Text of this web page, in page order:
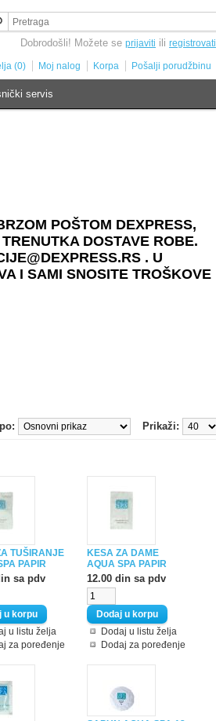
Dobrodošli! Možete se prijaviti ili registrovati
(0) Moj nalog Korpa Pošalji porudžbinu
servis
POŠTOM DEXPRESS,
DOSTAVE ROBE.
. U
I SAMI SNOSITE TROŠKOVE
Prikaži:
TUŠIRANJE
PAPIR
sa pdv
u listu želja
za poređenje
KESA ZA DAME
AQUA SPA PAPIR
12.00 din sa pdv
Dodaj u listu želja
Dodaj za poređenje